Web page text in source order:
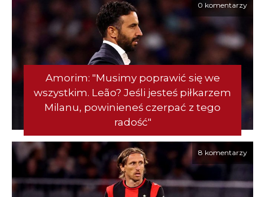
0 komentarzy
Amorim: "Musimy poprawić się we
wszystkim. Leão? Jeśli jesteś piłkarzem
Milanu, powinieneś czerpać z tego
radość"
8 komentarzy